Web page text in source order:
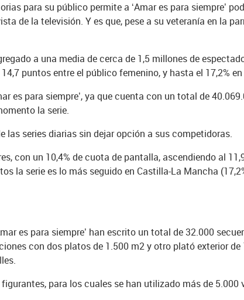
para su público permite a ‘Amar es para siempre’
de la televisión. Y es que, pese a su veteranía en la
a una media de cerca de 1,5 millones de
puntos entre el público femenino, y hasta el 17,2%
es para siempre’, ya que cuenta con un total de
la serie.
las series diarias sin dejar opción a sus competidoras.
con un 10,4% de cuota de pantalla, ascendiendo al
la serie es lo más seguido en Castilla-La Mancha
es para siempre’ han escrito un total de 32.000
con dos platos de 1.500 m2 y otro plató exterior de
para los cuales se han utilizado más de